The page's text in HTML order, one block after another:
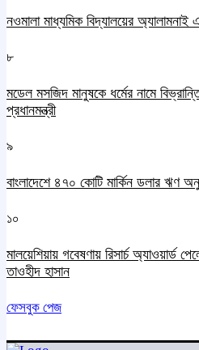
নওমালা মাধ্যমিক বিদ্যালয়ের অ্যালামনাই
৮
মডেল মসজিদ মানুষকে ধর্মের নামে
প্রধানমন্ত্রী
৯
বাংলাদেশে ৪৭০ কোটি মার্কিন ডলার
১০
মালয়েশিয়ায় গবেষণায় রিসার্চ
তাওহীদ হাসান
ফেসবুক পেজ